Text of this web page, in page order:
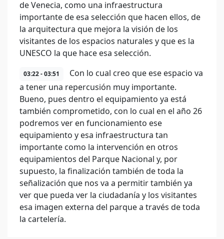
de Venecia, como una infraestructura
importante de esa selección que hacen ellos, de
la arquitectura que mejora la visión de los
visitantes de los espacios naturales y que es la
UNESCO la que hace esa selección.
03:22 - 03:51
Con lo cual creo que ese espacio va
a tener una repercusión muy importante.
Bueno, pues dentro el equipamiento ya está
también comprometido, con lo cual en el año 26
podremos ver en funcionamiento ese
equipamiento y esa infraestructura tan
importante como la intervención en otros
equipamientos del Parque Nacional y, por
supuesto, la finalización también de toda la
señalización que nos va a permitir también ya
ver que pueda ver la ciudadanía y los visitantes
esa imagen externa del parque a través de toda
la cartelería.